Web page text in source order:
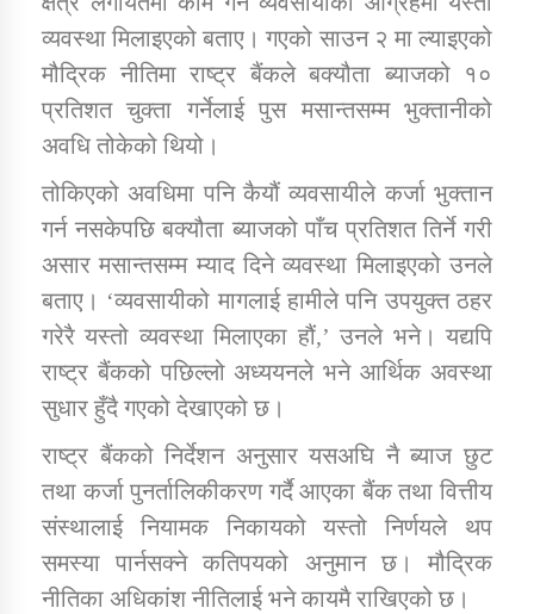
कार्यक्रम कार्यान्वयन एकाई जुम्लाको सुचना
कर्णाली प्राविधि शिक्षालय जुम्लाको सुचना
व्यवस्था मिलाइएको बताए। गएको साउन २ मा ल्याइएको
मौद्रिक नीतिमा राष्ट्र बैंकले बक्यौता ब्याजको १०
प्रतिशत चुक्ता गर्नेलाई पुस मसान्तसम्म भुक्तानीको
अवधि तोकेको थियो।
तोकिएको अवधिमा पनि कैयौं व्यवसायीले कर्जा भुक्तान
गर्न नसकेपछि बक्यौता ब्याजको पाँच प्रतिशत तिर्ने गरी
असार मसान्तसम्म म्याद दिने व्यवस्था मिलाइएको उनले
बताए। ‘व्यवसायीको मागलाई हामीले पनि उपयुक्त ठहर
गरेरै यस्तो व्यवस्था मिलाएका हौं,’ उनले भने। यद्यपि
राष्ट्र बैंकको पछिल्लो अध्ययनले भने आर्थिक अवस्था
सुधार हुँदै गएको देखाएको छ।
राष्ट्र बैंकको निर्देशन अनुसार यसअघि नै ब्याज छुट
तथा कर्जा पुनर्तालिकीकरण गर्दै आएका बैंक तथा वित्तीय
संस्थालाई नियामक निकायको यस्तो निर्णयले थप
समस्या पार्नसक्ने कतिपयको अनुमान छ। मौद्रिक
नीतिका अधिकांश नीतिलाई भने कायमै राखिएको छ।